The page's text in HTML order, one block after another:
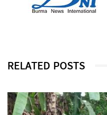
RELATED POSTS